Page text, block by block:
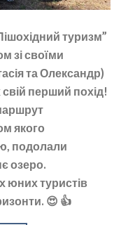
туризм”
зі своїми
та Олександр)
перший похід!
якого
подолали
озеро.
юних туристів
😍 👍